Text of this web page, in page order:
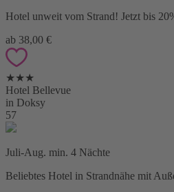
Hotel unweit vom Strand! Jetzt bis
ab 38,00 €
★★★
Hotel Bellevue
in Doksy
57
Juli-Aug. min. 4 Nächte
Beliebtes Hotel in Strandnähe mit